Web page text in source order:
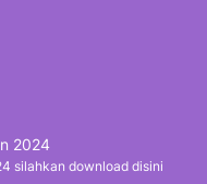
2024
silahkan download disini